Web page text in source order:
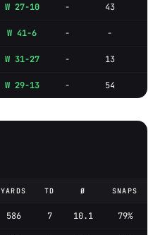
W 27-10 - 43
W 41-6 - -
W 31-27 - 13
W 29-13 - 54
YARDS TD Ø SNAPS
586 7 10.1 79%